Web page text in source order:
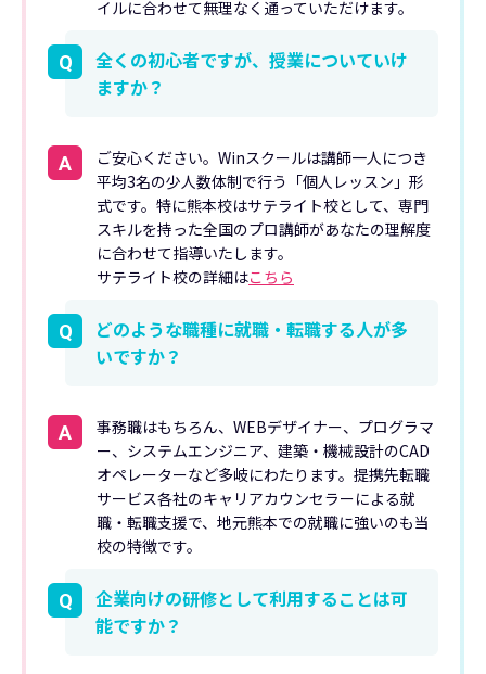
イルに合わせて無理なく通っていただけます。
Q
全くの初心者ですが、授業についていけ
ますか？
A
ご安心ください。Winスクールは講師一人につき
平均3名の少人数体制で行う「個人レッスン」形
式です。特に熊本校はサテライト校として、専門
スキルを持った全国のプロ講師があなたの理解度
に合わせて指導いたします。
サテライト校の詳細はこちら
Q
どのような職種に就職・転職する人が多
いですか？
A
事務職はもちろん、WEBデザイナー、プログラマ
ー、システムエンジニア、建築・機械設計のCAD
オペレーターなど多岐にわたります。提携先転職
サービス各社のキャリアカウンセラーによる就
職・転職支援で、地元熊本での就職に強いのも当
校の特徴です。
Q
企業向けの研修として利用することは可
能ですか？